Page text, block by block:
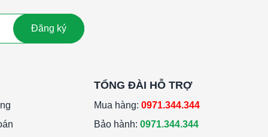
Đăng ký
TỔNG ĐÀI HỖ TRỢ
Mua hàng: 0971.344.344
Bảo hành: 0971.344.344